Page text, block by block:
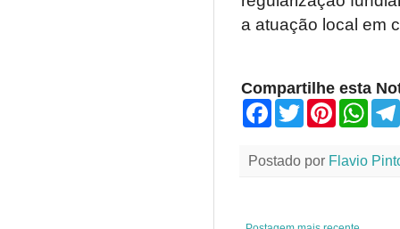
a atuação local em
Compartilhe esta
F
b
T
w
P
e
W
Postado por Flavio